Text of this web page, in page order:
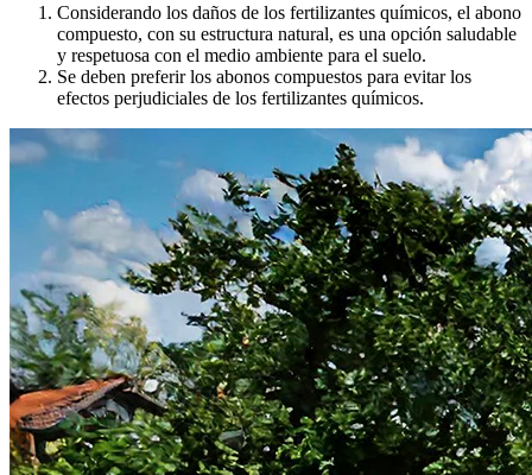
Considerando los daños de los fertilizantes químicos, el abono
compuesto, con su estructura natural, es una opción saludable
y respetuosa con el medio ambiente para el suelo.
Se deben preferir los abonos compuestos para evitar los
efectos perjudiciales de los fertilizantes químicos.